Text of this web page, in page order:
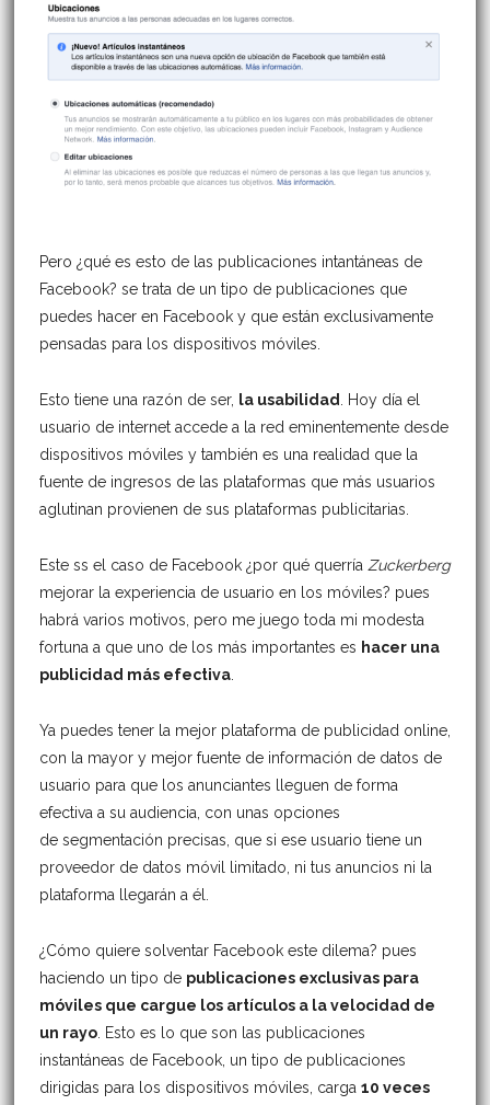
Pero ¿qué es esto de las publicaciones intantáneas de
Facebook? se trata de un tipo de publicaciones que
puedes hacer en Facebook y que están exclusivamente
pensadas para los dispositivos móviles.
Esto tiene una razón de ser, la usabilidad. Hoy día el
usuario de internet accede a la red eminentemente desde
dispositivos móviles y también es una realidad que la
fuente de ingresos de las plataformas que más usuarios
aglutinan provienen de sus plataformas publicitarias.
Este ss el caso de Facebook ¿por qué querría Zuckerberg
mejorar la experiencia de usuario en los móviles? pues
habrá varios motivos, pero me juego toda mi modesta
fortuna a que uno de los más importantes es hacer una
publicidad más efectiva.
Ya puedes tener la mejor plataforma de publicidad online,
con la mayor y mejor fuente de información de datos de
usuario para que los anunciantes lleguen de forma
efectiva a su audiencia, con unas opciones
de segmentación precisas, que si ese usuario tiene un
proveedor de datos móvil limitado, ni tus anuncios ni la
plataforma llegarán a él.
¿Cómo quiere solventar Facebook este dilema? pues
haciendo un tipo de publicaciones exclusivas para
móviles que cargue los artículos a la velocidad de
un rayo. Esto es lo que son las publicaciones
instantáneas de Facebook, un tipo de publicaciones
dirigidas para los dispositivos móviles, carga 10 veces